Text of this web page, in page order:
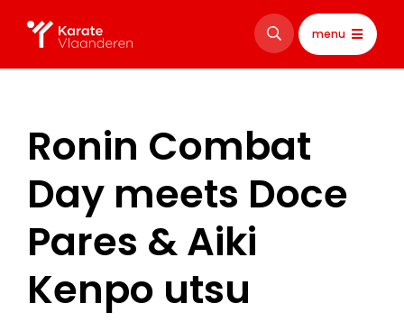
menu
Ronin Combat
Day meets Doce
Pares & Aiki
Kenpo utsu